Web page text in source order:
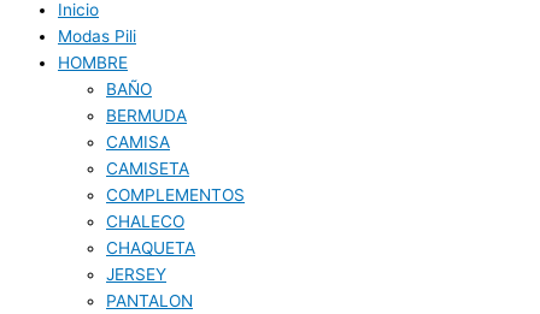
Inicio
Modas Pili
HOMBRE
BAÑO
BERMUDA
CAMISA
CAMISETA
COMPLEMENTOS
CHALECO
CHAQUETA
JERSEY
PANTALON